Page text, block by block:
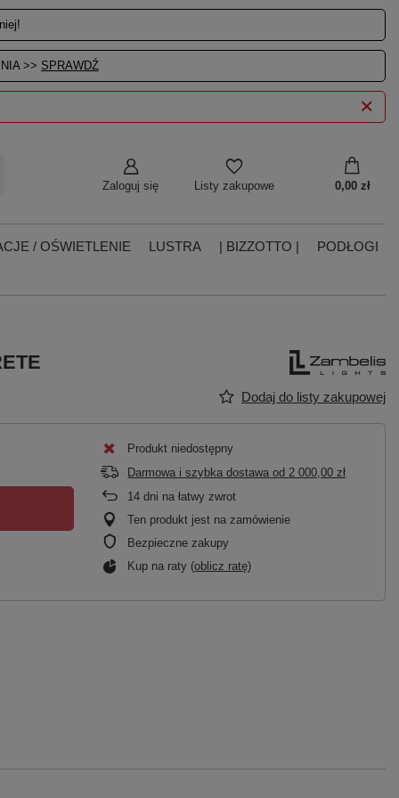
>> SPRAWDŹ
Zaloguj się Listy zakupowe 0,00 zł
/ OŚWIETLENIE LUSTRA | BIZZOTTO | PODŁOGI
Dodaj do listy zakupowej
Produkt niedostępny
Darmowa i szybka dostawa od2 000,00 zł
14 dni na łatwy zwrot
Ten produkt jest na zamówienie
Bezpieczne zakupy
Kup na raty (oblicz ratę)